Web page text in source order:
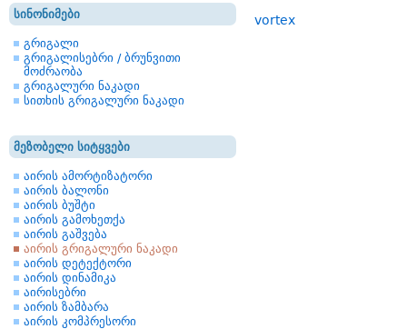
სინონიმები
გრიგალი
გრიგალისებრი / ბრუნვითი
მოძრაობა
გრიგალური ნაკადი
სითხის გრიგალური ნაკადი
მეზობელი სიტყვები
აირის ამორტიზატორი
აირის ბალონი
აირის ბუშტი
აირის გამოხეთქა
აირის გაშვება
აირის გრიგალური ნაკადი
აირის დეტექტორი
აირის დინამიკა
აირისებრი
აირის ზამბარა
აირის კომპრესორი
vortex